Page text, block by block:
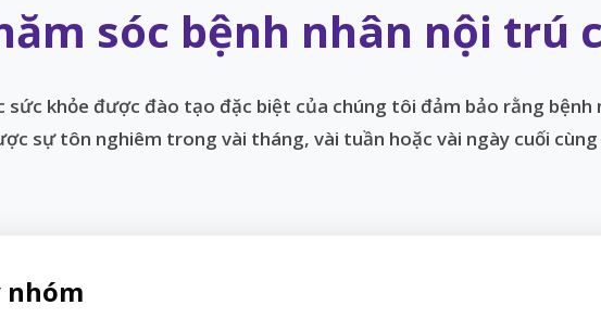
sóc bệnh nhân nội trú
sức khỏe được đào tạo đặc biệt của chúng tôi đảm bảo rằng bệnh
sự tôn nghiêm trong vài tháng, vài tuần hoặc vài ngày cuối cùng
nhóm